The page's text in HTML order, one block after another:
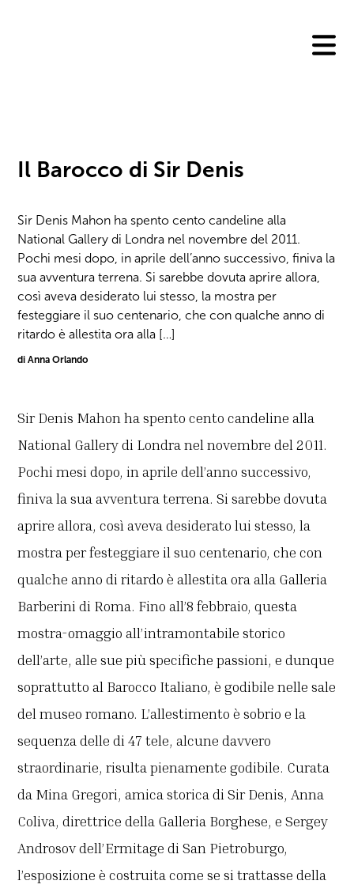
Il Barocco di Sir Denis
Sir Denis Mahon ha spento cento candeline alla
National Gallery di Londra nel novembre del 2011.
Pochi mesi dopo, in aprile dell’anno successivo, finiva la
sua avventura terrena. Si sarebbe dovuta aprire allora,
così aveva desiderato lui stesso, la mostra per
festeggiare il suo centenario, che con qualche anno di
ritardo è allestita ora alla […]
di Anna Orlando
Sir Denis Mahon ha spento cento candeline alla
National Gallery di Londra nel novembre del 2011.
Pochi mesi dopo, in aprile dell’anno successivo,
finiva la sua avventura terrena. Si sarebbe dovuta
aprire allora, così aveva desiderato lui stesso, la
mostra per festeggiare il suo centenario, che con
qualche anno di ritardo è allestita ora alla Galleria
Barberini di Roma. Fino all’8 febbraio, questa
mostra-omaggio all’intramontabile storico
dell’arte, alle sue più specifiche passioni, e dunque
soprattutto al Barocco Italiano, è godibile nelle sale
del museo romano. L’allestimento è sobrio e la
sequenza delle di 47 tele, alcune davvero
straordinarie, risulta pienamente godibile. Curata
da Mina Gregori, amica storica di Sir Denis, Anna
Coliva, direttrice della Galleria Borghese, e Sergey
Androsov dell’Ermitage di San Pietroburgo,
l’esposizione è costruita come se si trattasse della